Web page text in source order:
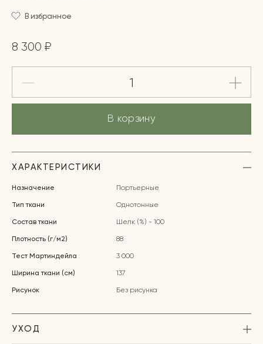
В избранное
8 300 ₽
В корзину
ХАРАКТЕРИСТИКИ
Назначение Портьерные
Тип ткани Однотонные
Состав ткани Шелк (%) - 100
Плотность (г/м2) 88
Тест Мартиндейла 3 000
Ширина ткани (см) 137
Рисунок Без рисунка
УХОД